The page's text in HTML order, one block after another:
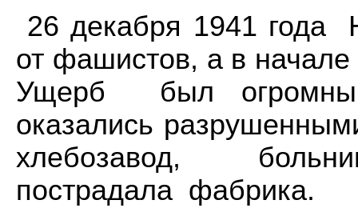
26 декабря 1941 года
от фашистов, а в начале
Ущерб был
оказались
хлебозавод,
пострадала фабрика.